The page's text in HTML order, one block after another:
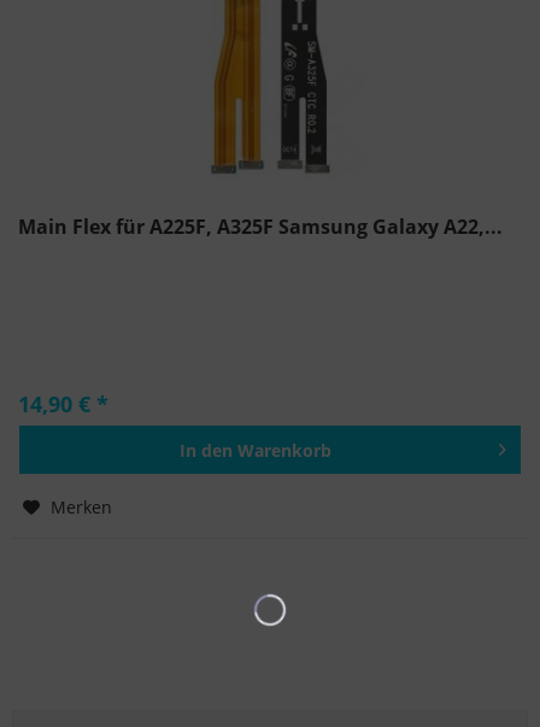
Main Flex für A225F, A325F Samsung Galaxy A22,...
14,90 € *
In den Warenkorb
Merken